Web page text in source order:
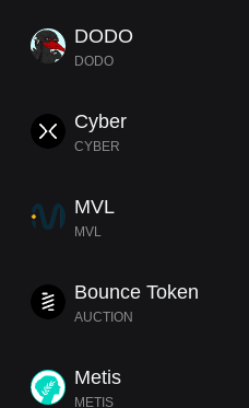
DODO
DODO
Cyber
CYBER
MVL
MVL
Bounce Token
AUCTION
Metis
METIS